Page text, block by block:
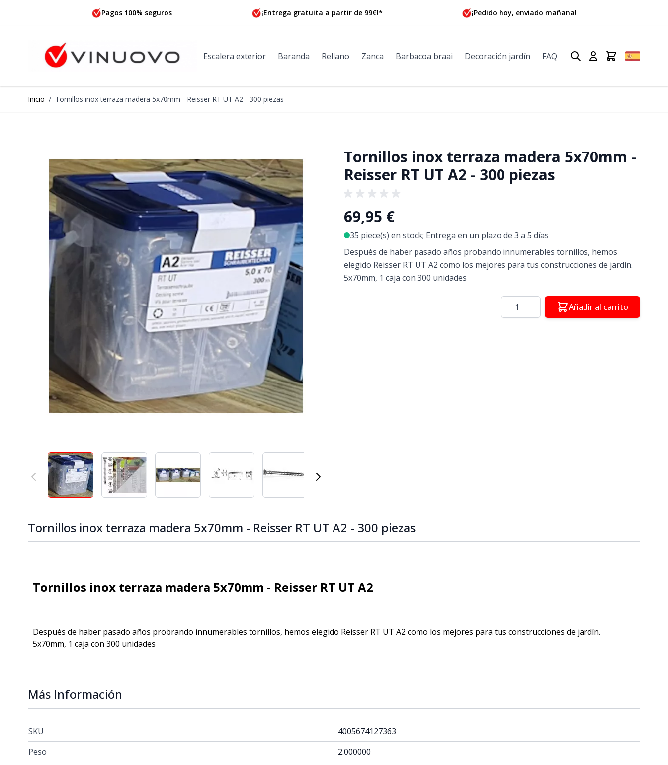
Pagos 100% seguros ¡Entrega gratuita a partir de 99€!* ¡Pedido hoy, enviado mañana!
Escalera exterior Baranda Rellano Zanca Barbacoa braai Decoración jardín FAQ
Inicio / Tornillos inox terraza madera 5x70mm - Reisser RT UT A2 - 300 piezas
Tornillos inox terraza madera 5x70mm -
Reisser RT UT A2 - 300 piezas
View larger imageView larger image
69,95 €
35 piece(s) en stock; Entrega en un plazo de 3 a 5 días
Después de haber pasado años probando innumerables tornillos, hemos
elegido Reisser RT UT A2 como los mejores para tus construcciones de jardín.
5x70mm, 1 caja con 300 unidades
Cantidad Añadir al carrito
Tornillos inox terraza madera 5x70mm - Reisser RT UT A2 - 300 piezas
Tornillos inox terraza madera 5x70mm - Reisser RT UT A2
Después de haber pasado años probrando innumerables tornillos, hemos elegido Reisser RT UT A2 como los mejores para tus construcciones de jardín.
5x70mm, 1 caja con 300 unidades
Más Información
SKU
4005674127363
Peso
2.000000